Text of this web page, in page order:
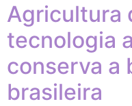
Agricultura
tecnologia
conserva a
brasileira